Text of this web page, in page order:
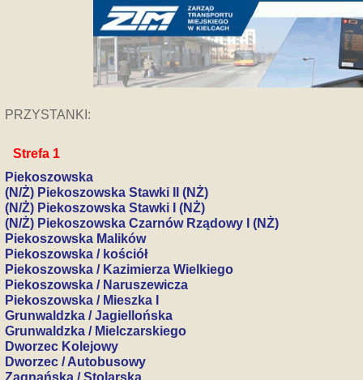
PRZYSTANKI:
Strefa 1
Piekoszowska
(N/Ż) Piekoszowska Stawki II (NŻ)
(N/Ż) Piekoszowska Stawki I (NŻ)
(N/Ż) Piekoszowska Czarnów Rządowy I (NŻ)
Piekoszowska Malików
Piekoszowska / kościół
Piekoszowska / Kazimierza Wielkiego
Piekoszowska / Naruszewicza
Piekoszowska / Mieszka I
Grunwaldzka / Jagiellońska
Grunwaldzka / Mielczarskiego
Dworzec Kolejowy
Dworzec / Autobusowy
Zagnańska / Stolarska